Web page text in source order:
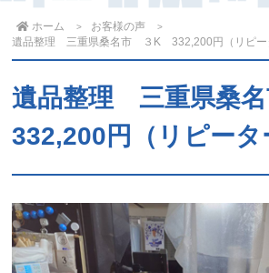
ホーム
お客様の声
遺品整理 三重県桑名市 ３K 332,200円（リピー
遺品整理 三重県桑
332,200円（リピータ